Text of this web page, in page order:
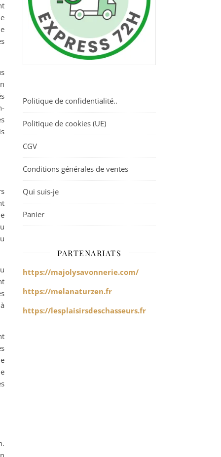
Politique de confidentialité..
Politique de cookies (UE)
CGV
Conditions générales de ventes
Qui suis-je
Panier
PARTENARIATS
https://majolysavonnerie.com/
https://melanaturzen.fr
https://lesplaisirsdeschasseurs.fr